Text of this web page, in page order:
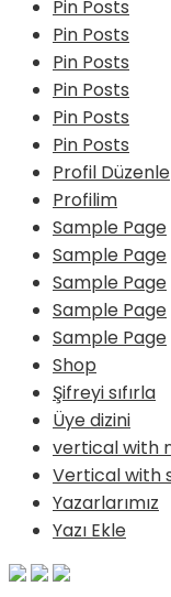
Pin Posts
Pin Posts
Pin Posts
Pin Posts
Pin Posts
Pin Posts
Profil Düzenle
Profilim
Sample Page
Sample Page
Sample Page
Sample Page
Sample Page
Shop
Şifreyi sıfırla
Üye dizini
vertical with
Vertical with
Yazarlarımız
Yazı Ekle